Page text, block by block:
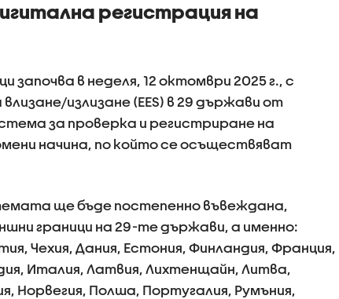
регистрация на
започва в неделя, 12 октомври 2025 г., с
излизане (EES) в 29 държави от
за проверка и регистриране на
начина, по който се осъществяват
ще бъде постепенно въвеждана,
граници на 29-те държави, а именно:
Чехия, Дания, Естония, Финландия, Франция,
Италия, Латвия, Лихтенщайн, Литва,
Норвегия, Полша, Португалия, Румъния,